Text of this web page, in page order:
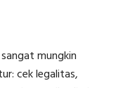
sangat mungkin
cek legalitas,